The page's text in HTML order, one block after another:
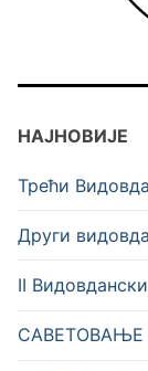
НАЈНОВИЈЕ
Трећи
Други
II
САВЕТОВАЊЕ